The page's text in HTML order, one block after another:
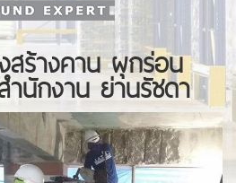
สร้างคาน ผุกร่อน
ำนักงาน ย่านรัชดา